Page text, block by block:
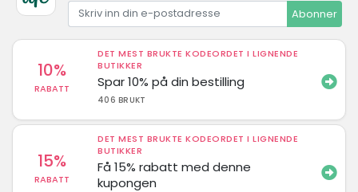
Abonner
10%
RABATT
DET MEST BRUKTE KODEORDET I LIGNENDE
BUTIKKER
Spar 10% på din bestilling
406 BRUKT
15%
RABATT
DET MEST BRUKTE KODEORDET I LIGNENDE
BUTIKKER
Få 15% rabatt med denne
kupongen